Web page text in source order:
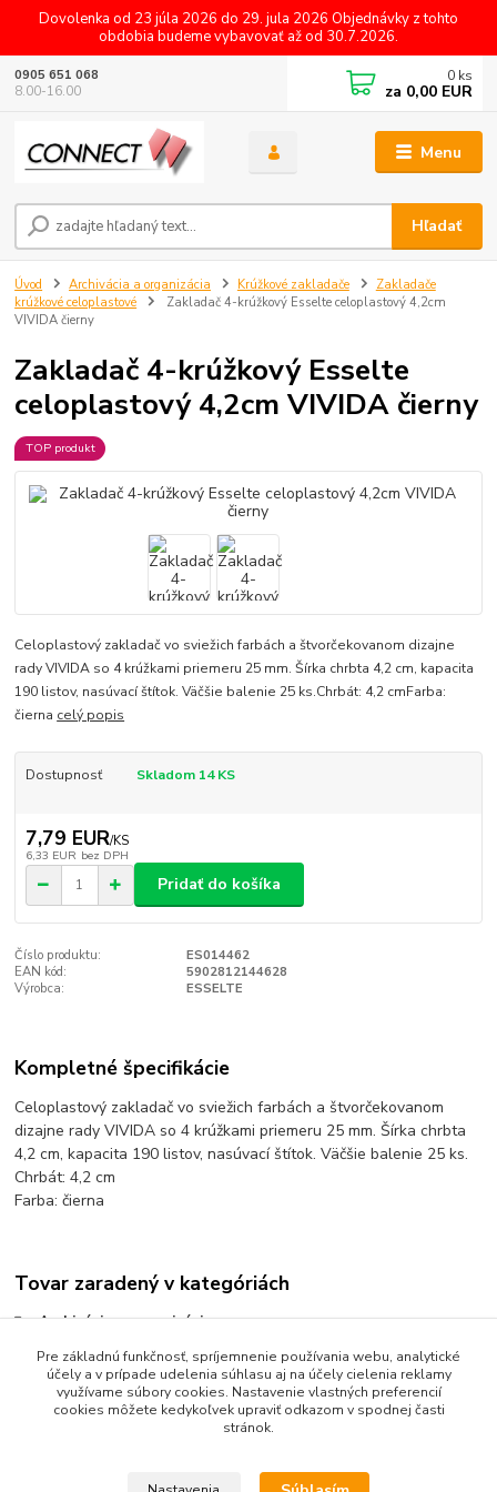
Dovolenka od 23 júla 2026 do 29. jula 2026 Objednávky z tohto
obdobia budeme vybavovať až od 30.7.2026.
Menu
Hľadať
0905 651 068
8.00-16.00
0 ks
za 0,00 EUR
Úvod Archivácia a organizácia Krúžkové zakladače
Zakladače
krúžkové celoplastové
Zakladač 4-krúžkový Esselte celoplastový 4,2cm
VIVIDA čierny
Zakladač 4-krúžkový Esselte
celoplastový 4,2cm VIVIDA čierny
TOP produkt
Celoplastový zakladač vo sviežich farbách a štvorčekovanom dizajne
rady VIVIDA so 4 krúžkami priemeru 25 mm. Šírka chrbta 4,2 cm, kapacita
190 listov, nasúvací štítok. Väčšie balenie 25 ks.Chrbát: 4,2 cmFarba:
čierna celý popis
Dostupnosť Skladom 14 KS
7,79 EUR/KS
6,33 EUR bez DPH
Pridať do košíka
Číslo produktu:
ES014462
EAN kód:
5902812144628
Výrobca:
ESSELTE
Kompletné špecifikácie
Celoplastový zakladač vo sviežich farbách a štvorčekovanom
dizajne rady VIVIDA so 4 krúžkami priemeru 25 mm. Šírka chrbta
4,2 cm, kapacita 190 listov, nasúvací štítok. Väčšie balenie 25 ks.
Chrbát: 4,2 cm
Farba: čierna
Tovar zaradený v kategóriách
Archivácia a organizácia
Krúžkové zakladače
Zakladače krúžkové celoplastové
Pre základnú funkčnosť, spríjemnenie používania webu, analytické
účely a v prípade udelenia súhlasu aj na účely cielenia reklamy
využívame súbory cookies. Nastavenie vlastných preferencií
cookies môžete kedykoľvek upraviť odkazom v spodnej časti
stránok.